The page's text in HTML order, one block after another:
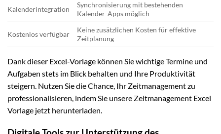
Kalenderintegration
Synchronisierung mit bestehenden
Kalender-Apps möglich
Kostenlos verfügbar
Keine zusätzlichen Kosten für effektive
Zeitplanung
Dank dieser Excel-Vorlage können Sie wichtige Termine und
Aufgaben stets im Blick behalten und Ihre Produktivität
steigern. Nutzen Sie die Chance, Ihr Zeitmanagement zu
professionalisieren, indem Sie unsere Zeitmanagement Excel
Vorlage jetzt herunterladen.